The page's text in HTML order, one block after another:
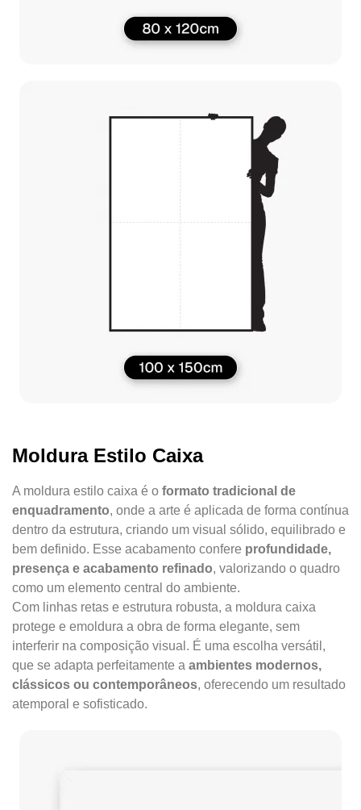
Moldura Estilo Caixa
A moldura estilo caixa é o formato tradicional de
enquadramento, onde a arte é aplicada de forma contínua
dentro da estrutura, criando um visual sólido, equilibrado e
bem definido. Esse acabamento confere profundidade,
presença e acabamento refinado, valorizando o quadro
como um elemento central do ambiente.
Com linhas retas e estrutura robusta, a moldura caixa
protege e emoldura a obra de forma elegante, sem
interferir na composição visual. É uma escolha versátil,
que se adapta perfeitamente a ambientes modernos,
clássicos ou contemporâneos, oferecendo um resultado
atemporal e sofisticado.